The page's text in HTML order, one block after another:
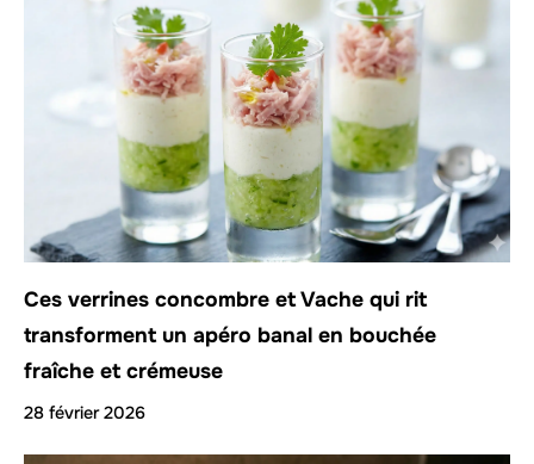
Ces verrines concombre et Vache qui rit
transforment un apéro banal en bouchée
fraîche et crémeuse
28 février 2026